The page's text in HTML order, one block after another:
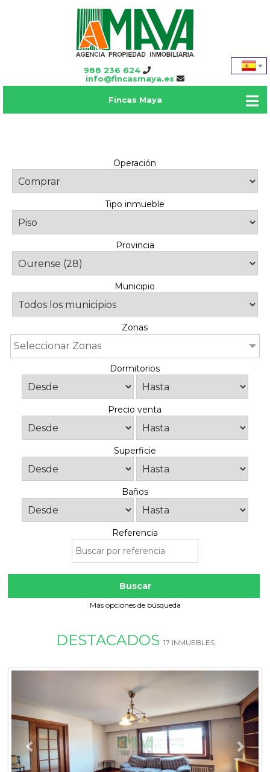
988 236 624
info@fincasmaya.es
Fincas Maya
Operación
Tipo inmueble
Provincia
Municipio
Zonas
Seleccionar Zonas
Dormitorios
Precio venta
Superficie
Baños
Referencia
Buscar
Más opciones de búsqueda
DESTACADOS 17 INMUEBLES